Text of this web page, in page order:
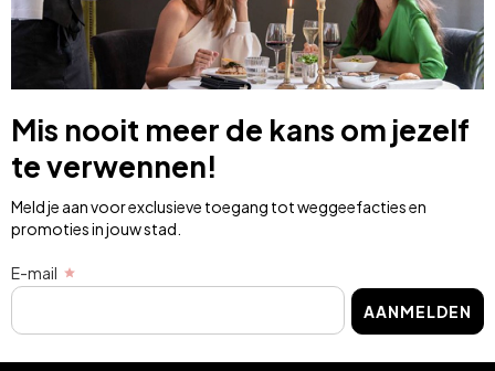
Mis nooit meer de kans om jezelf
te verwennen!
Meld je aan voor exclusieve toegang tot weggeefacties en
promoties in jouw stad.
E-mail
AANMELDEN